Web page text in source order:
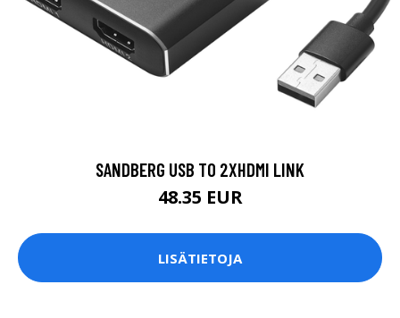
SANDBERG USB TO 2XHDMI LINK
48.35 EUR
LISÄTIETOJA